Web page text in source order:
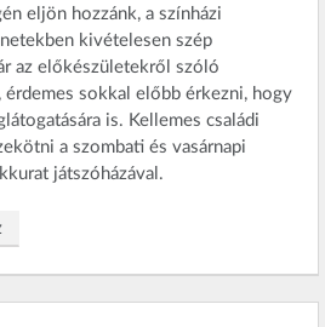
eljön hozzánk, a színházi
kivételesen szép
az előkészületekről szóló
sokkal előbb érkezni, hogy
is. Kellemes családi
a szombati és vasárnapi
játszóházával.